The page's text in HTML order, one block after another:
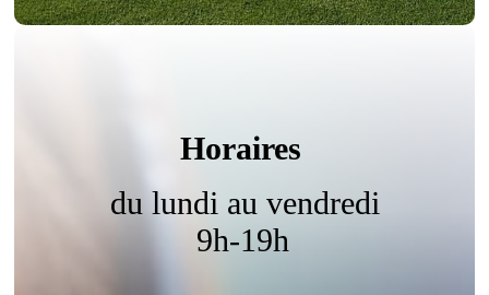
Horaires
du lundi au vendredi
9h-19h